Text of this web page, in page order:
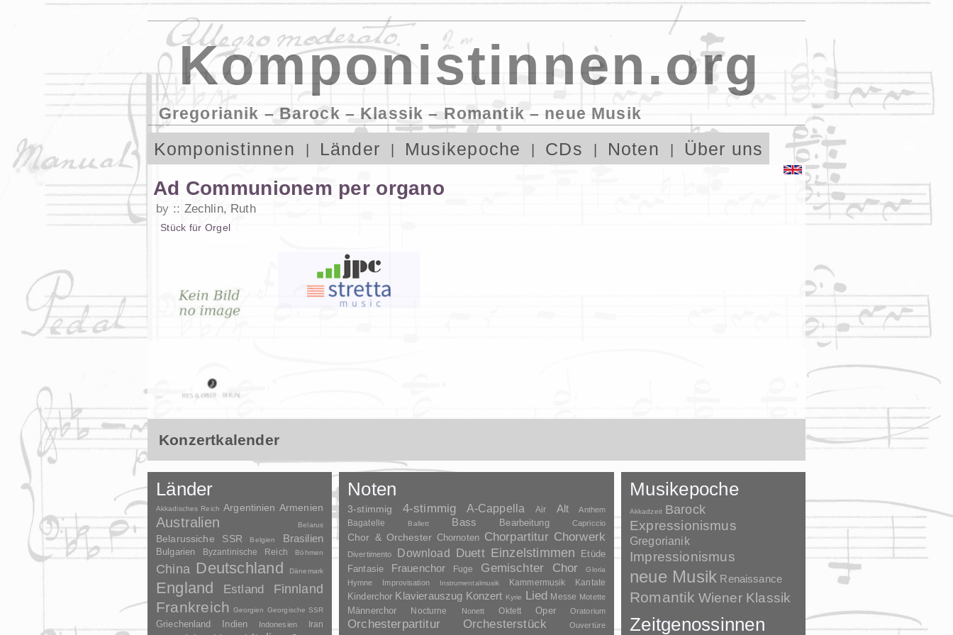
Komponistinnen.org
Gregorianik – Barock – Klassik – Romantik – neue Musik
Komponistinnen Länder Musikepoche CDs Noten Über uns
Ad Communionem per organo
by Zechlin, Ruth
Stück für Orgel
Konzertkalender
Länder
Akkadisches Reich Argentinien Armenien
Australien Belarus
Belarussiche SSR Belgien Brasilien
Bulgarien Byzantinische Reich Böhmen
China Deutschland Dänemark
England Estland Finnland
Frankreich Georgien Georgische SSR
Griechenland Indien Indonesien Iran
Noten
3-stimmig 4-stimmig A-Cappella Air Alt Anthem
Bagatelle Ballett Bass Bearbeitung Capriccio
Chor & Orchester Chornoten Chorpartitur Chorwerk
Divertimento Download Duett Einzelstimmen Etüde
Fantasie Frauenchor Fuge Gemischter Chor Gloria
Hymne Improvisation Instrumentalmusik Kammermusik Kantate
Kinderchor Klavierauszug Konzert Kyrie Lied Messe Motette
Männerchor Nocturne Nonett Oktett Oper Oratorium
Orchesterpartitur Orchesterstück Ouvertüre
Musikepoche
Akkadzeit Barock
Expressionismus
Gregorianik
Impressionismus
neue Musik Renaissance
Romantik Wiener Klassik
Zeitgenossinnen